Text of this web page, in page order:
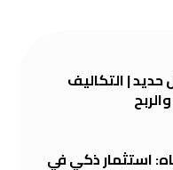
| التكاليف
استثمار ذكي في